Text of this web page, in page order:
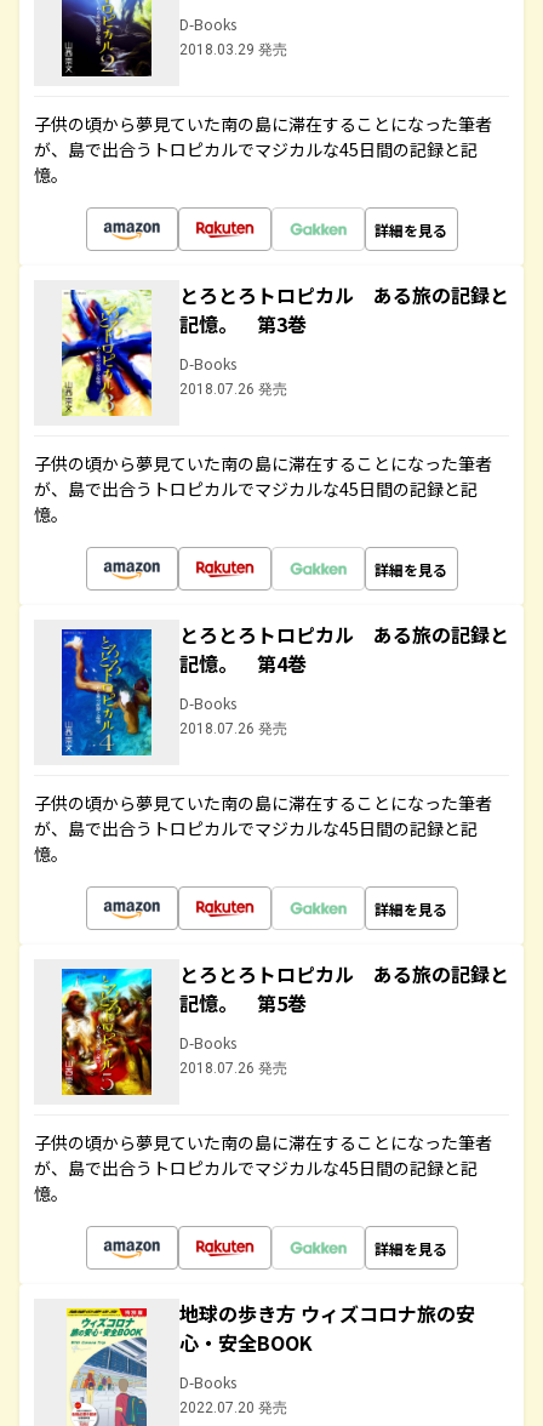
D-Books
2018.03.29 発売
子供の頃から夢見ていた南の島に滞在することになった筆者
が、島で出合うトロピカルでマジカルな45日間の記録と記
憶。
詳細を見る
とろとろトロピカル ある旅の記録と
記憶。 第3巻
D-Books
2018.07.26 発売
子供の頃から夢見ていた南の島に滞在することになった筆者
が、島で出合うトロピカルでマジカルな45日間の記録と記
憶。
詳細を見る
とろとろトロピカル ある旅の記録と
記憶。 第4巻
D-Books
2018.07.26 発売
子供の頃から夢見ていた南の島に滞在することになった筆者
が、島で出合うトロピカルでマジカルな45日間の記録と記
憶。
詳細を見る
とろとろトロピカル ある旅の記録と
記憶。 第5巻
D-Books
2018.07.26 発売
子供の頃から夢見ていた南の島に滞在することになった筆者
が、島で出合うトロピカルでマジカルな45日間の記録と記
憶。
詳細を見る
地球の歩き方 ウィズコロナ旅の安
心・安全BOOK
D-Books
2022.07.20 発売